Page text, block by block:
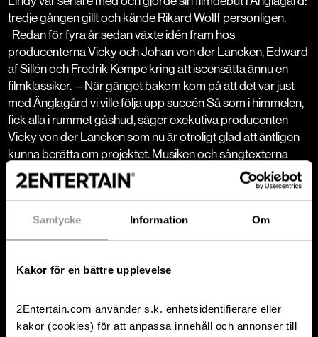
Samtycke Information Om
Kakor för en bättre upplevelse
2Entertain.com använder s.k. enhetsidentifierare eller
kakor (cookies) för att anpassa innehåll och annonser till
tredje gången gilltoch kände Rikard Wolff personligen.
Redan för fyra år sedan växte idén fram hos
producenterna Vicky och Johan von der Lancken, Edward
af Sillén och Fredrik Kempe kring att iscensätta ännu en
filmklassiker. – När gänget bakom kom på att det var just
med Änglagård vi ville följa upp succénSå som i himmelen,
fick alla i rummet gåshud, säger exekutiva producenten
Vicky von der Lancken som nu är otroligt glad att äntligen
kunna berätta om projektet. Musiken och sångtexterna
komponeras av Fredrik Kempe. –
har både tårar
och skratt, många känslosvängningar och mycket
musikdramatik. Det finns toner och sång i berättelsen,
säger Fredrik.
Änglagårdsproducent Johan von der
Lancken känner sig stolt över att få stå bakom ännu en
originalmusikal är ju att utsätta sig för en onödigt stor
Vi älskar dock det här och vi är såå glada över att kunna
sammanföra alla dessa fantastiska kreatörer och